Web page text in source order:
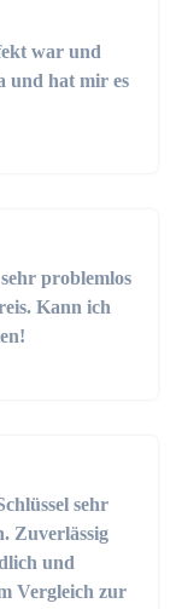
war und
und hat mir es
problemlos
Kann ich
sehr
Zuverlässig
und
Vergleich zur